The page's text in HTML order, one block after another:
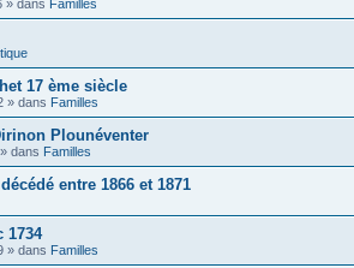
» dans Familles
17 ème siècle
» dans Familles
Plounéventer
» dans Familles
entre 1866 et 1871
1734
» dans Familles